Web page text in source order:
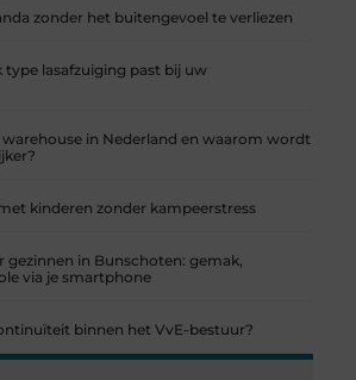
zonder het buitengevoel te verliezen
type lasafzuiging past bij uw
warehouse in Nederland en waarom wordt
kinderen zonder kampeerstress
gezinnen in Bunschoten: gemak,
via je smartphone
binnen het VvE-bestuur?